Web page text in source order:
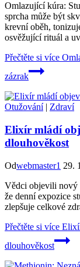
Omlazující kúra:
sprcha může být
krevní oběh,
osvěžující rituál a
Přečtěte si více
zázrak
Otužování| Zdraví
Elixír mládí
dlouhověkost
Odwebmaster1 29.
Vědci objevili nový
že denní expozice
zlepšuje celkové
Přečtěte si více
dlouhověkost